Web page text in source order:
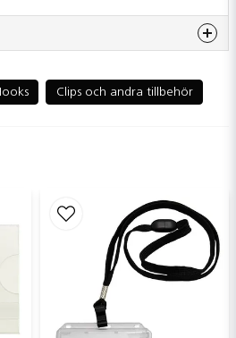
denna produkten...
min fråga
Clips och andra tillbehör